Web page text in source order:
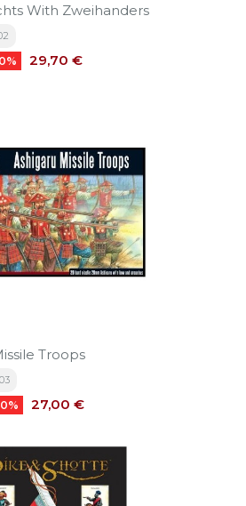
With Zweihanders
Precio
29,70 €
Troops
Precio
27,00 €